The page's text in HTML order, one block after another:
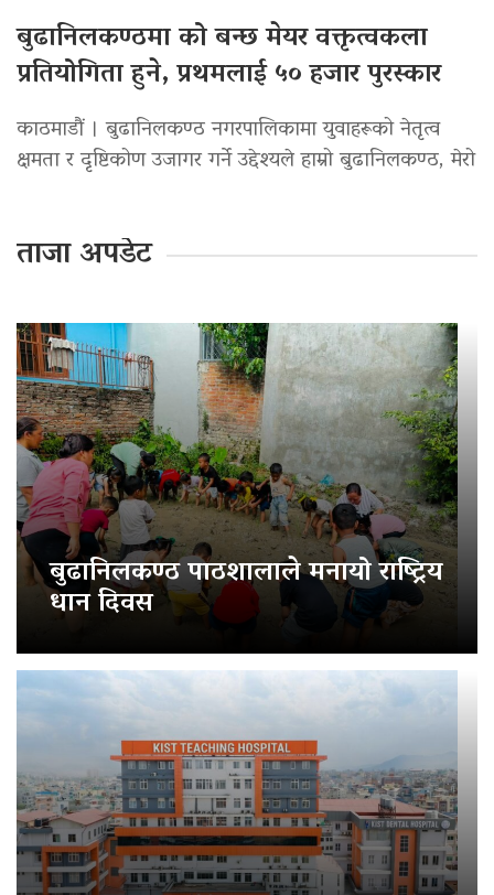
बुढानिलकण्ठमा को बन्छ मेयर वक्तृत्वकला
प्रतियोगिता हुने, प्रथमलाई ५० हजार पुरस्कार
काठमाडौं । बुढानिलकण्ठ नगरपालिकामा युवाहरूको नेतृत्व
क्षमता र दृष्टिकोण उजागर गर्ने उद्देश्यले हाम्रो बुढानिलकण्ठ, मेरो
ताजा अपडेट
बुढानिलकण्ठ पाठशालाले मनायो राष्ट्रिय
धान दिवस